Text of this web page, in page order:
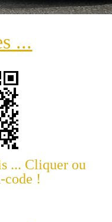
...
... Cliquer ou
code !